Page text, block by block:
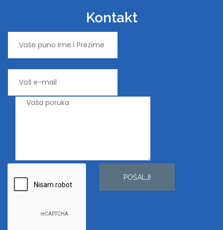
Kontakt
POŠALJI